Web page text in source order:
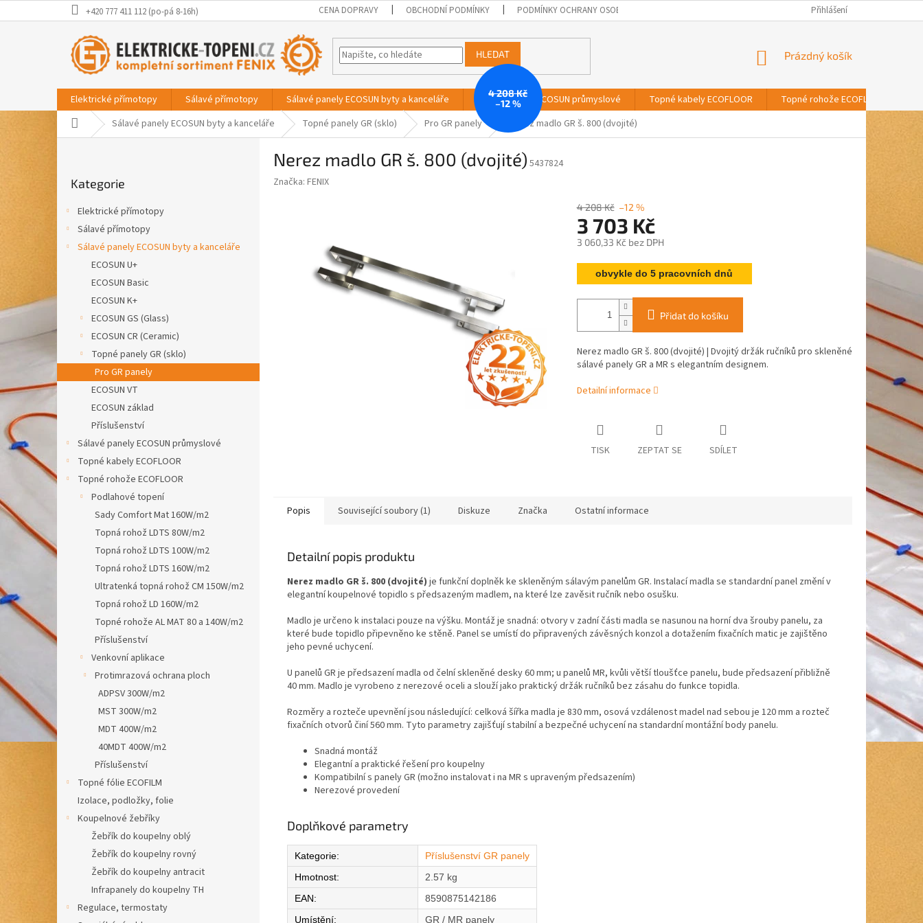
na
+420 777 411 112 (po-pá 8-16h) CENA DOPRAVY OBCHODNÍ PODMÍNKY PODMÍNKY OCHRANY OSOBNÍCH ÚDAJŮ Přihlášení
HLEDAT
NÁKUPNÍ
Prázdný košík
Elektrické přímotopy Sálavé přímotopy Sálavé panely ECOSUN byty a kanceláře Sálavé panely ECOSUN průmyslové Topné kabely ECOFLOOR Topné rohože ECOFLOOR
Domů Sálavé panely ECOSUN byty a kanceláře Topné panely GR (sklo) Pro GR panely Nerez madlo GR š. 800 (dvojité)
a
e
kategorie
Kategorie
Elektrické přímotopy
Sálavé přímotopy
Sálavé panely ECOSUN byty a kanceláře
ECOSUN U+
ECOSUN Basic
ECOSUN K+
ECOSUN GS (Glass)
ECOSUN CR (Ceramic)
Topné panely GR (sklo)
Pro GR panely
ECOSUN VT
ECOSUN základ
Příslušenství
Sálavé panely ECOSUN průmyslové
Topné kabely ECOFLOOR
Topné rohože ECOFLOOR
Podlahové topení
Sady Comfort Mat 160W/m2
Topná rohož LDTS 80W/m2
Topná rohož LDTS 100W/m2
Topná rohož LDTS 160W/m2
Ultratenká topná rohož CM 150W/m2
Topná rohož LD 160W/m2
Topné rohože AL MAT 80 a 140W/m2
Příslušenství
Venkovní aplikace
Protimrazová ochrana ploch
ADPSV 300W/m2
MST 300W/m2
MDT 400W/m2
40MDT 400W/m2
Příslušenství
Topné fólie ECOFILM
Izolace, podložky, folie
Koupelnové žebříky
Žebřík do koupelny oblý
Žebřík do koupelny rovný
Žebřík do koupelny antracit
Infrapanely do koupelny TH
Regulace, termostaty
Nerez madlo GR š. 800 (dvojité) 5437824
Značka: FENIX
4 208 Kč
–12 %
4 208 Kč –12 %
3 703 Kč
3 060,33 Kč bez DPH
Měrná
cena:obvykle do 5 pracovních dnů
Přidat do košíku
Nerez madlo GR š. 800 (dvojité) | Dvojitý držák ručníků pro skleněné
sálavé panely GR a MR s elegantním designem.
Detailní informace
TISK ZEPTAT SE SDÍLET
Popis Související soubory (1) Diskuze Značka Ostatní informace
Detailní popis produktu
Nerez madlo GR š. 800 (dvojité) je funkční doplněk ke skleněným sálavým panelům GR. Instalací madla se standardní panel změní v
elegantní koupelnové topidlo s předsazeným madlem, na které lze zavěsit ručník nebo osušku.
Madlo je určeno k instalaci pouze na výšku. Montáž je snadná: otvory v zadní části madla se nasunou na horní dva šrouby panelu, za
které bude topidlo připevněno ke stěně. Panel se umístí do připravených závěsných konzol a dotažením fixačních matic je zajištěno
jeho pevné uchycení.
U panelů GR je předsazení madla od čelní skleněné desky 60 mm; u panelů MR, kvůli větší tloušťce panelu, bude předsazení přibližně
40 mm. Madlo je vyrobeno z nerezové oceli a slouží jako praktický držák ručníků bez zásahu do funkce topidla.
Rozměry a rozteče upevnění jsou následující: celková šířka madla je 830 mm, osová vzdálenost madel nad sebou je 120 mm a rozteč
fixačních otvorů činí 560 mm. Tyto parametry zajišťují stabilní a bezpečné uchycení na standardní montážní body panelu.
Snadná montáž
Elegantní a praktické řešení pro koupelny
Kompatibilní s panely GR (možno instalovat i na MR s upraveným předsazením)
Nerezové provedení
Doplňkové parametry
Kategorie:
Příslušenství GR panely
Hmotnost:
2.57 kg
EAN:
8590875142186
Umístění: GR / MR panely